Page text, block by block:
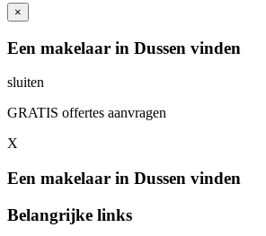
×
Een makelaar in Dussen vinden
sluiten
GRATIS offertes aanvragen
X
Een makelaar in Dussen vinden
Belangrijke links